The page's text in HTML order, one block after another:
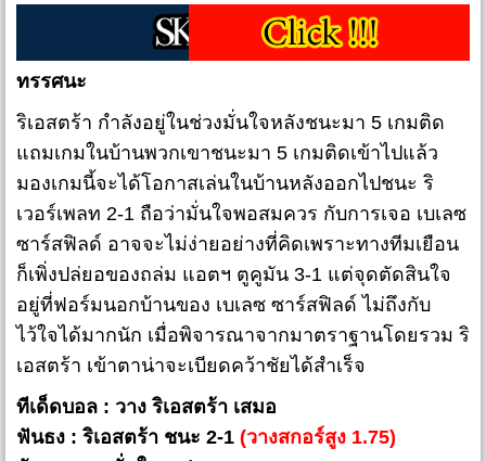
ทรรศนะ
ริเอสตร้า กำลังอยู่ในช่วงมั่นใจหลังชนะมา 5 เกมติด
แถมเกมในบ้านพวกเขาชนะมา 5 เกมติดเข้าไปแล้ว
มองเกมนี้จะได้โอกาสเล่นในบ้านหลังออกไปชนะ ริ
เวอร์เพลท 2-1 ถือว่ามั่นใจพอสมควร กับการเจอ เบเลซ
ซาร์สฟิลด์ อาจจะไม่ง่ายอย่างที่คิดเพราะทางทีมเยือน
ก็เพิ่งปล่ยอของถล่ม แอตฯ ตูคูมัน 3-1 แต่จุดตัดสินใจ
อยู่ที่ฟอร์มนอกบ้านของ เบเลซ ซาร์สฟิลด์ ไม่ถึงกับ
ไว้ใจได้มากนัก เมื่อพิจารณาจากมาตราฐานโดยรวม ริ
เอสตร้า เข้าตาน่าจะเบียดคว้าชัยได้สำเร็จ
ทีเด็ดบอล : วาง ริเอสตร้า เสมอ
ฟันธง : ริเอสตร้า ชนะ 2-1 (วางสกอร์สูง 1.75)